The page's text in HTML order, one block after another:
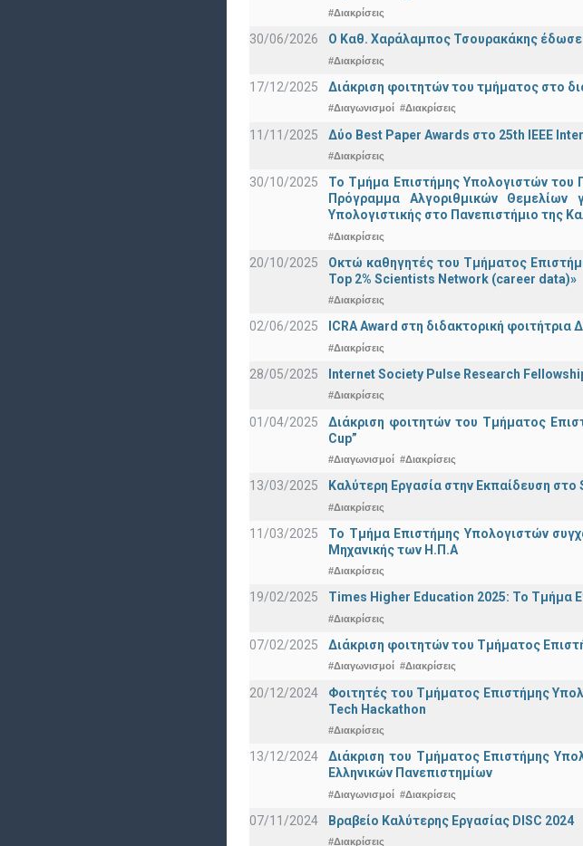
#Διακρίσεις
30/06/2026 Ο Καθ. Χαράλαμπος Τσουρακάκης έδωσε
#Διακρίσεις
17/12/2025 Διάκριση φοιτητών του τμήματος στο
#Διαγωνισμοί #Διακρίσεις
11/11/2025 Δύο Best Paper Awards στο 25th IEEE
#Διακρίσεις
30/10/2025
Το Τμήμα Επιστήμης Υπολογιστών του
Πρόγραμμα Αλγοριθμικών Θεμελίων
Υπολογιστικής στο Πανεπιστήμιο της
#Διακρίσεις
20/10/2025
Οκτώ καθηγητές του Τμήματος
Top 2% Scientists Network (career data)»
#Διακρίσεις
02/06/2025 ICRA Award στη διδακτορική
#Διακρίσεις
28/05/2025 Internet Society Pulse Research
#Διακρίσεις
01/04/2025
Διάκριση φοιτητών του Τμήματος
Cup”
#Διαγωνισμοί #Διακρίσεις
13/03/2025 Καλύτερη Εργασία στην Εκπαίδευση
#Διακρίσεις
11/03/2025
Το Τμήμα Επιστήμης Υπολογιστών
Μηχανικής των Η.Π.Α
#Διακρίσεις
19/02/2025 Times Higher Education 2025: Το Τμήμα
#Διακρίσεις
07/02/2025 Διάκριση φοιτητών του Τμήματος
#Διαγωνισμοί #Διακρίσεις
20/12/2024
Φοιτητές του Τμήματος Επιστήμης
Tech Hackathon
#Διακρίσεις
13/12/2024
Διάκριση του Τμήματος Επιστήμης
Ελληνικών Πανεπιστημίων
#Διαγωνισμοί #Διακρίσεις
07/11/2024 Βραβείο Καλύτερης Εργασίας DISC 2024
#Διακρίσεις